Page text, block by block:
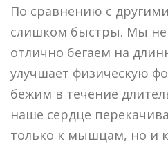
По сравнению с
слишком быстры. Мы
отлично бегаем на
улучшает физическую
бежим в течение
наше сердце
только к мышцам, но и к